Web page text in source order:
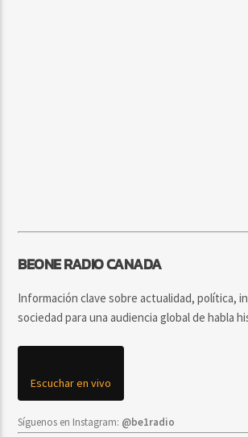
BEONE RADIO CANADA
Información clave sobre actualidad, política,
sociedad para una audiencia global de habla
Escuchar en vivo
Síguenos en Instagram: @be1radio